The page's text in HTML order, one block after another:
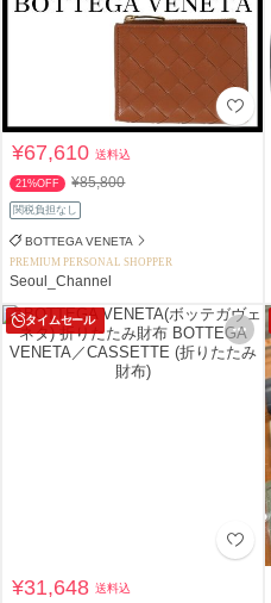
¥67,610送料込
21%OFF ¥85,800
関税負担なし
BOTTEGA VENETA
PREMIUM PERSONAL SHOPPER
Seoul_Channel
タイムセール
¥31,648送料込